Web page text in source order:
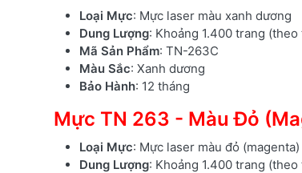
Loại Mực: Mực laser màu xanh dương
Dung Lượng: Khoảng 1.400 trang
Mã Sản Phẩm: TN-263C
Màu Sắc: Xanh dương
Bảo Hành: 12 tháng
Mực TN 263 - Màu Đỏ
Loại Mực: Mực laser màu đỏ (magenta)
Dung Lượng: Khoảng 1.400 trang